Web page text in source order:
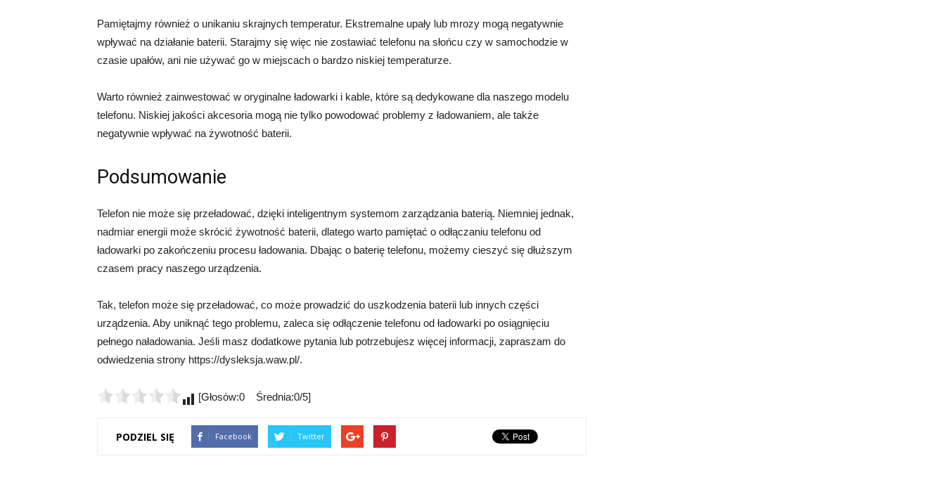
Pamiętajmy również o unikaniu skrajnych temperatur. Ekstremalne upały lub mrozy mogą negatywnie
wpływać na działanie baterii. Starajmy się więc nie zostawiać telefonu na słońcu czy w samochodzie w
czasie upałów, ani nie używać go w miejscach o bardzo niskiej temperaturze.
Warto również zainwestować w oryginalne ładowarki i kable, które są dedykowane dla naszego modelu
telefonu. Niskiej jakości akcesoria mogą nie tylko powodować problemy z ładowaniem, ale także
negatywnie wpływać na żywotność baterii.
Podsumowanie
Telefon nie może się przeładować, dzięki inteligentnym systemom zarządzania baterią. Niemniej jednak,
nadmiar energii może skrócić żywotność baterii, dlatego warto pamiętać o odłączaniu telefonu od
ładowarki po zakończeniu procesu ładowania. Dbając o baterię telefonu, możemy cieszyć się dłuższym
czasem pracy naszego urządzenia.
Tak, telefon może się przeładować, co może prowadzić do uszkodzenia baterii lub innych części
urządzenia. Aby uniknąć tego problemu, zaleca się odłączenie telefonu od ładowarki po osiągnięciu
pełnego naładowania. Jeśli masz dodatkowe pytania lub potrzebujesz więcej informacji, zapraszam do
odwiedzenia strony https://dysleksja.waw.pl/.
[Głosów:0 Średnia:0/5]
PODZIEL SIĘ Facebook Twitter